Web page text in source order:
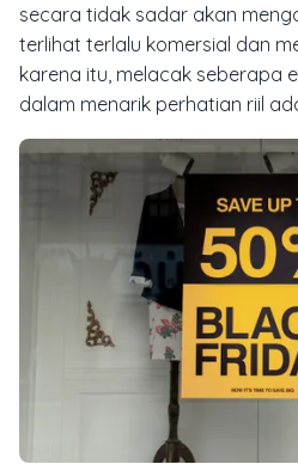
secara tidak sadar akan
terlihat terlalu komersial dan
karena itu, melacak seberapa
dalam menarik perhatian riil